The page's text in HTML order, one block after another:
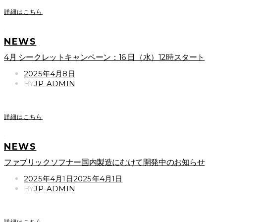
詳細はこちら
NEWS
4月 シークレットキャンペーン：16 日（水）12時スタート
POSTED
ON
2025年4月8日
BYJP-ADMIN
詳細はこちら
NEWS
ファブリックソフナー国内製造にむけて開発中のお知らせ
POSTED
ON
2025年4月1日2025年4月1日
BYJP-ADMIN